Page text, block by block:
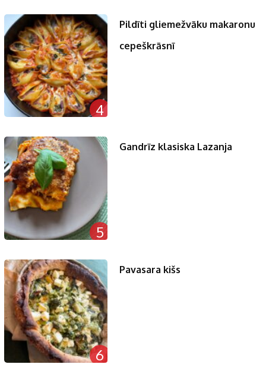
4
Pildīti gliemežvāku makaronu
cepeškrāsnī
5
Gandrīz klasiska Lazanja
6
Pavasara kišs